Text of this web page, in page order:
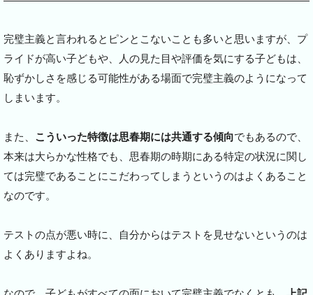
完璧主義と言われるとピンとこないことも多いと思いますが、プ
ライドが高い子どもや、人の見た目や評価を気にする子どもは、
恥ずかしさを感じる可能性がある場面で完璧主義のようになって
しまいます。
また、 こういった特徴は思春期には共通する傾向でもあるので、
本来は大らかな性格でも、思春期の時期にある特定の状況に関し
ては完璧であることにこだわってしまうというのはよくあること
なのです。
テストの点が悪い時に、自分からはテストを見せないというのは
よくありますよね。